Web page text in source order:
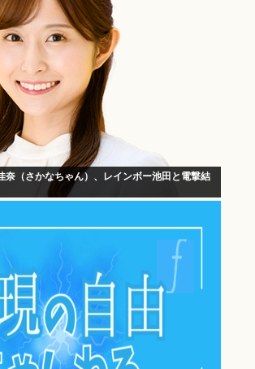
奈（さかなちゃん）、レインボー池田と電撃結